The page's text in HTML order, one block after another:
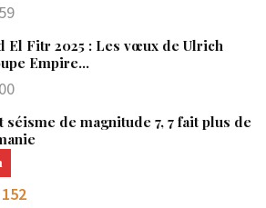
El Fitr 2025 : Les vœux de Ulrich
Empire…
séisme de magnitude 7, 7 fait plus de